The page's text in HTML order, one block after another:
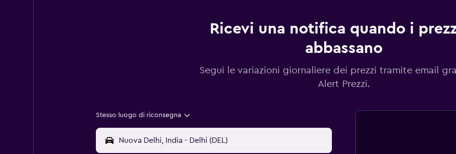
Ricevi una notifica quando i
abbassano
Segui le variazioni giornaliere dei prezzi tramite email
Alert Prezzi.
Stesso luogo di riconsegna